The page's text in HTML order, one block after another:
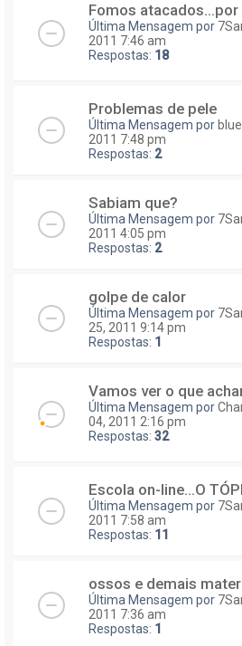
Fomos
Última Mensagem por
2011 7:46 am
Respostas: 18
Problemas de pele
Última Mensagem por
2011 7:48 pm
Respostas: 2
Sabiam que?
Última Mensagem por
2011 4:05 pm
Respostas: 2
golpe de calor
Última Mensagem por
25, 2011 9:14 pm
Respostas: 1
Vamos ver o que
Última Mensagem por
04, 2011 2:16 pm
Respostas: 32
Escola on-line...O
Última Mensagem por
2011 7:58 am
Respostas: 11
ossos e demais
Última Mensagem por
2011 7:36 am
Respostas: 1